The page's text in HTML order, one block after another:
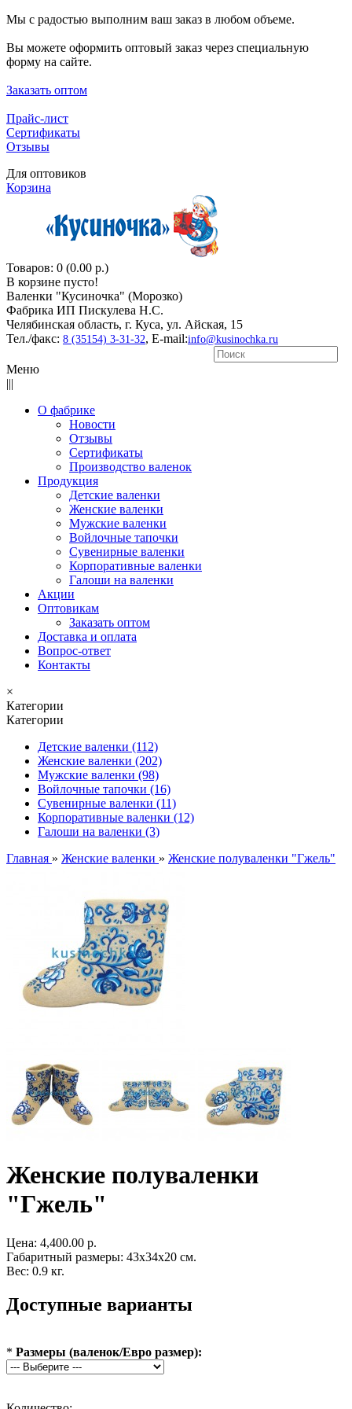
Мы с радостью выполним ваш заказ в любом объеме.
Вы можете оформить оптовый заказ через специальную
форму на сайте.
Заказать оптом
Прайс-лист
Сертификаты
Отзывы
Для оптовиков
Корзина
Товаров: 0 (0.00 р.)
В корзине пусто!
Валенки "Кусиночкa" (Морозко)
Фабрика ИП Пискулева Н.С.
Челябинская область, г. Куса, ул. Айская, 15
Тел./факс: 8 (35154) 3-31-32, E-mail:info@kusinochka.ru
Меню
|||
О фабрике
Новости
Отзывы
Сертификаты
Производство валенок
Продукция
Детские валенки
Женские валенки
Мужские валенки
Войлочные тапочки
Сувенирные валенки
Корпоративные валенки
Галоши на валенки
Акции
Оптовикам
Заказать оптом
Доставка и оплата
Вопрос-ответ
Контакты
×
Категории
Категории
Детские валенки (112)
Женские валенки (202)
Мужские валенки (98)
Войлочные тапочки (16)
Сувенирные валенки (11)
Корпоративные валенки (12)
Галоши на валенки (3)
Главная » Женские валенки » Женские полуваленки "Гжель"
Женские полуваленки
"Гжель"
Цена: 4,400.00 р.
Габаритный размеры: 43x34x20 см.
Вес: 0.9 кг.
Доступные варианты
* Размеры (валенок/Евро размер):